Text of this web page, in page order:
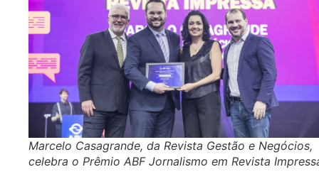
Marcelo Casagrande, da Revista Gestão e Negócios,
celebra o Prêmio ABF Jornalismo em Revista